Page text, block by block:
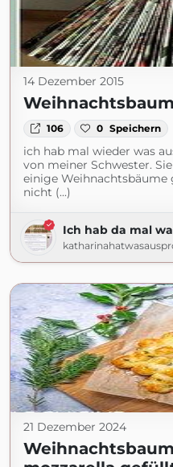
14 Dezember 2015
106 0 Speichern
ich hab mal wieder was
von meiner Schwester.
einige Weihnachtsbäume
nicht (...)
Ich hab da mal
21 Dezember 2024